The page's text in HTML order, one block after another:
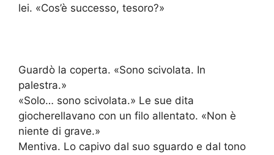
lei. «Cos’è successo, tesoro?»
Guardò la coperta. «Sono scivolata. In
palestra.»
«Solo… sono scivolata.» Le sue dita
giocherellavano con un filo allentato. «Non è
niente di grave.»
Mentiva. Lo capivo dal suo sguardo e dal tono